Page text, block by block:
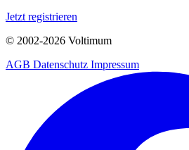
Jetzt registrieren
© 2002-2026 Voltimum
AGB Datenschutz Impressum